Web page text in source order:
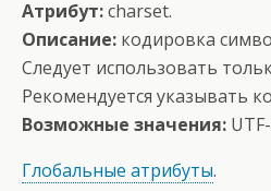
Атрибут:charset.
Описание: кодировка
Следует использовать
Рекомендуется указывать
Возможные значения:
Глобальные атрибуты.